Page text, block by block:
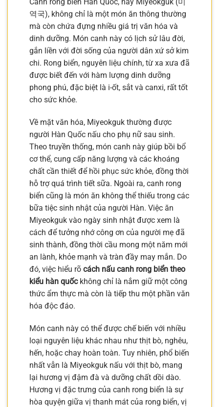
역국), không chỉ là một món ăn thông thường
mà còn chứa đựng nhiều giá trị văn hóa và
dinh dưỡng. Món canh này có lịch sử lâu đời,
gắn liền với đời sống của người dân xứ sở kim
chi. Rong biển, nguyên liệu chính, từ xa xưa đã
được biết đến với hàm lượng dinh dưỡng
phong phú, đặc biệt là i-ốt, sắt và canxi, rất tốt
cho sức khỏe.
Về mặt văn hóa, Miyeokguk thường được
người Hàn Quốc nấu cho phụ nữ sau sinh.
Theo truyền thống, món canh này giúp bồi bổ
cơ thể, cung cấp năng lượng và các khoáng
chất cần thiết để hồi phục sức khỏe, đồng thời
hỗ trợ quá trình tiết sữa. Ngoài ra, canh rong
biển cũng là món ăn không thể thiếu trong các
bữa tiệc sinh nhật của người Hàn. Việc ăn
Miyeokguk vào ngày sinh nhật được xem là
cách để tưởng nhớ công ơn của người mẹ đã
sinh thành, đồng thời cầu mong một năm mới
an lành, khỏe mạnh và tràn đầy may mắn. Do
đó, việc hiểu rõ cách nấu canh rong biển theo
kiểu hàn quốckhông chỉ là nắm giữ một công
thức ẩm thực mà còn là tiếp thu một phần văn
hóa độc đáo.
Món canh này có thể được chế biến với nhiều
loại nguyên liệu khác nhau như thịt bò, nghêu,
hến, hoặc chay hoàn toàn. Tuy nhiên, phổ biến
nhất vẫn là Miyeokguk nấu với thịt bò, mang
lại hương vị đậm đà và dưỡng chất dồi dào.
Hương vị đặc trưng của canh rong biển là sự
hòa quyện giữa vị thanh mát của rong biển, vị